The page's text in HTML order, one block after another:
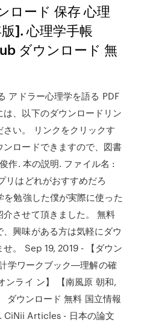
ロード 保存 心理
]. 心理学手帳
ダウンロード 無
アドラー心理学を語る PDF
、以下のダウンロードリン
い。 リンクをクリックす
ロードできますので、図書
作. 本の説明. ファイル名 :
リはどれがおすすめだろ
勉強した僕が実際に使った
させて頂きました。 無料
興味がある方は気軽にダウ
。 Sep 19, 2019 - 【ダウン
学ワークブック―理解の確
ンライ ン】 【南風原 朝和,
ダウンロード 無料 国立情報
CiNii Articles - 日本の論文